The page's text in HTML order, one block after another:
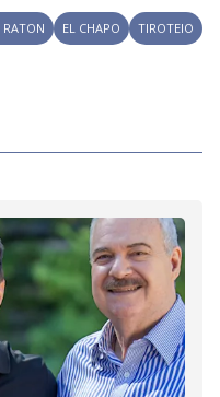
RATON EL CHAPO
TIROTEIO